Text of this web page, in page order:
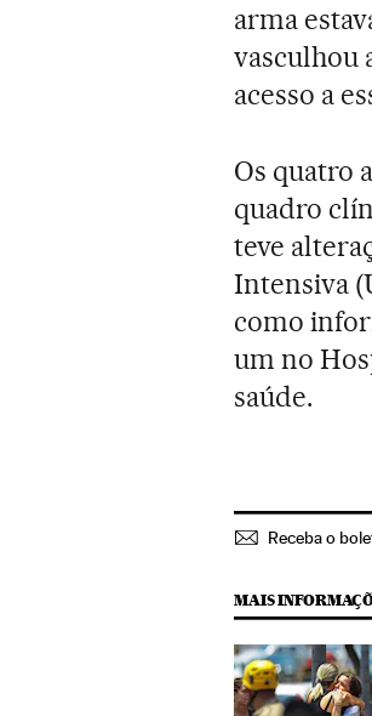
arma
vasculhou
acesso a
Os quatro
quadro
teve
Intensiva
como
um no
saúde.
Receba o
MAIS